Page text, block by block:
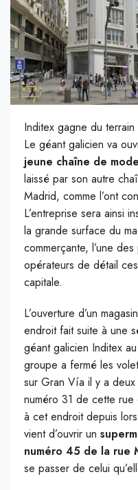
Inditex gagne du
Le géant galicien va
jeune chaîne de
laissé par son autre
Madrid, comme l’ont
L’entreprise sera ainsi
la grande surface du
commerçante, l’une
opérateurs de détail
capitale.
L’ouverture d’un
endroit fait suite à une
géant galicien Inditex
groupe a fermé les
sur Gran Vía il y a deux
numéro 31 de cette rue
à cet endroit depuis
vient d’ouvrir un
numéro 45 de la rue
se passer de celui